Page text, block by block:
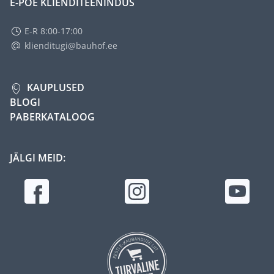
E-R 8:00-17:00
klienditugi@bauhof.ee
KAUPLUSED
BLOGI
PABERKATALOOG
JÄLGI MEID: